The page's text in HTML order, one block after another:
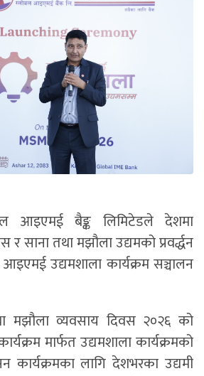
आइएमई बैङ्क लिमिटेडले देशमा
र साना तथा मझौला उद्यमको प्रवर्द्धन
उद्यमशाला कार्यक्रम सञ्चालन
मझौला व्यवसाय दिवस २०२६ को
मार्फत उद्यमशाला कार्यक्रमको
कार्यक्रमका लागि देशभरका उद्यमी